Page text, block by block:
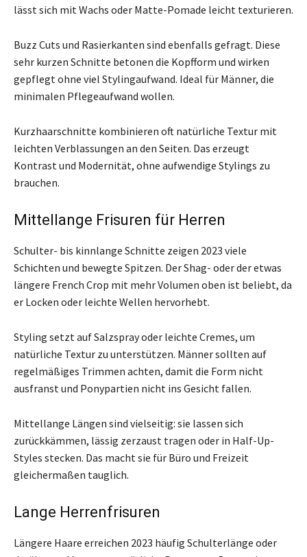
lässt sich mit Wachs oder Matte-Pomade leicht texturieren.
Buzz Cuts und Rasierkanten sind ebenfalls gefragt. Diese
sehr kurzen Schnitte betonen die Kopfform und wirken
gepflegt ohne viel Stylingaufwand. Ideal für Männer, die
minimalen Pflegeaufwand wollen.
Kurzhaarschnitte kombinieren oft natürliche Textur mit
leichten Verblassungen an den Seiten. Das erzeugt
Kontrast und Modernität, ohne aufwendige Stylings zu
brauchen.
Mittellange Frisuren für Herren
Schulter- bis kinnlange Schnitte zeigen 2023 viele
Schichten und bewegte Spitzen. Der Shag- oder der etwas
längere French Crop mit mehr Volumen oben ist beliebt, da
er Locken oder leichte Wellen hervorhebt.
Styling setzt auf Salzspray oder leichte Cremes, um
natürliche Textur zu unterstützen. Männer sollten auf
regelmäßiges Trimmen achten, damit die Form nicht
ausfranst und Ponypartien nicht ins Gesicht fallen.
Mittellange Längen sind vielseitig: sie lassen sich
zurückkämmen, lässig zerzaust tragen oder in Half-Up-
Styles stecken. Das macht sie für Büro und Freizeit
gleichermaßen tauglich.
Lange Herrenfrisuren
Längere Haare erreichen 2023 häufig Schulterlänge oder